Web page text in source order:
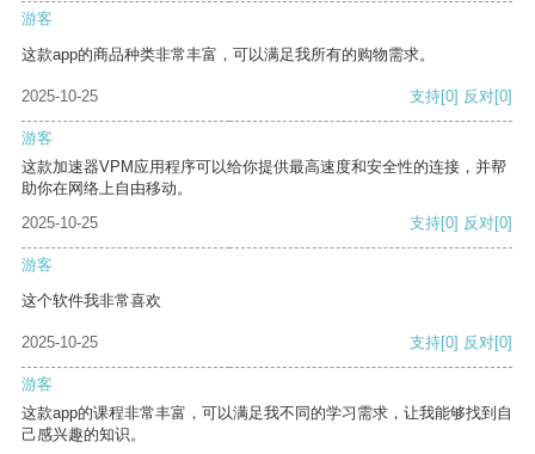
游客
这款app的商品种类非常丰富，可以满足我所有的购物需求。
2025-10-25 支持[0] 反对[0]
游客
这款加速器VPM应用程序可以给你提供最高速度和安全性的连接，并帮
助你在网络上自由移动。
2025-10-25
支持[0] 反对[0]
游客
这个软件我非常喜欢
2025-10-25 支持[0] 反对[0]
游客
这款app的课程非常丰富，可以满足我不同的学习需求，让我能够找到自
己感兴趣的知识。